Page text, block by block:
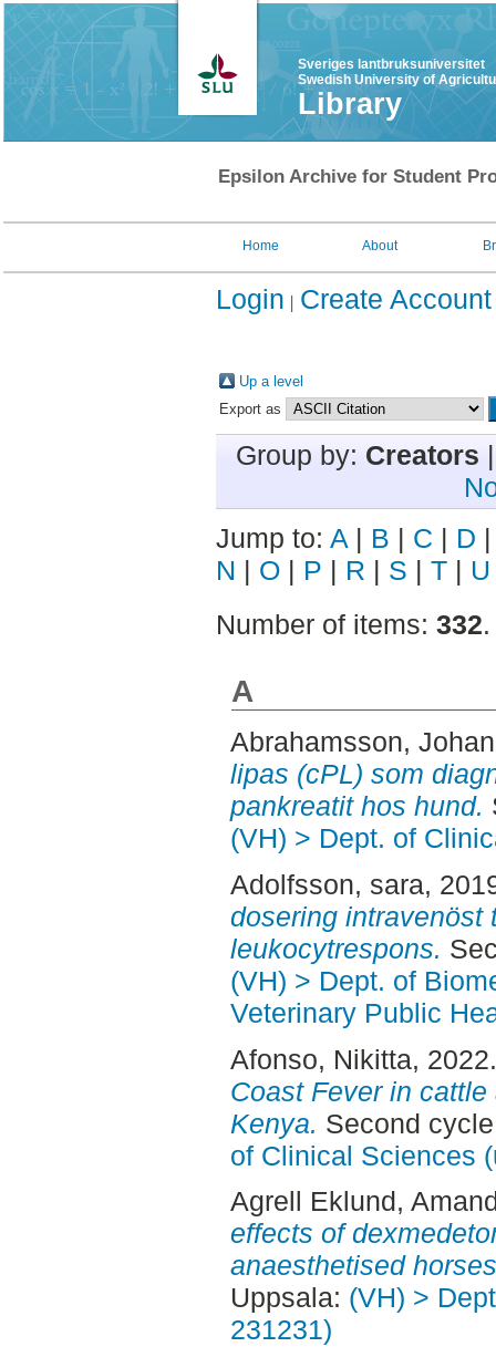
Sveriges lantbruksuniversitet
Swedish University of
Library
Epsilon Archive for Student
Home About
Login Create Account
Up a level
Export as
Group by: Creators
Jump to: A | B | C | D
N | O | P | R | S | T | U
Number of items: 332.
A
Abrahamsson,
lipas (cPL) som
pankreatit hos hund.
(VH) > Dept. of
Adolfsson, sara,
dosering intravenöst
leukocytrespons.
(VH) > Dept. of
Veterinary Public
Afonso, Nikitta,
Coast Fever in
Kenya. Second
of Clinical Sciences
Agrell Eklund,
effects of
anaesthetised
Uppsala: (VH) >
231231)